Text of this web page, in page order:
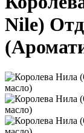
Nile)